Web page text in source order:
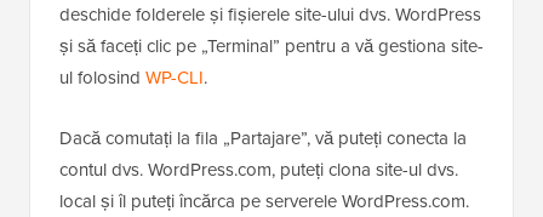
deschide folderele și fișierele site-ului dvs. WordPress
și să faceți clic pe „Terminal” pentru a vă gestiona site-
ul folosind WP-CLI.
Dacă comutați la fila „Partajare”, vă puteți conecta la
contul dvs. WordPress.com, puteți clona site-ul dvs.
local și îl puteți încărca pe serverele WordPress.com.